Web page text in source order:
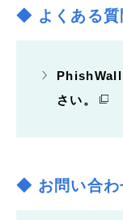
◆ よくある質
PhishWall
さい。
◆ お問い合わ